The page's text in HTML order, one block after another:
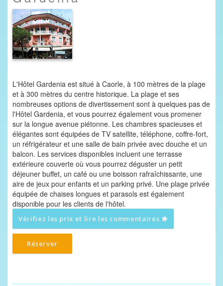
L'Hôtel Gardenia est situé à Caorle, à 100 mètres de la plage
et à 300 mètres du centre historique. La plage et ses
nombreuses options de divertissement sont à quelques pas de
l'Hôtel Gardenia, et vous pourrez également vous promener
sur la longue avenue piétonne. Les chambres spacieuses et
élégantes sont équipées de TV satellite, téléphone, coffre-fort,
un réfrigérateur et une salle de bain privée avec douche et un
balcon. Les services disponibles incluent une terrasse
extérieure couverte où vous pourrez déguster un petit
déjeuner buffet, un café ou une boisson rafraîchissante, une
aire de jeux pour enfants et un parking privé. Une plage privée
équipée de chaises longues et parasols est également
disponible pour les clients de l'hôtel.
Vérifiez les prix et lire les commentaires
Réserver